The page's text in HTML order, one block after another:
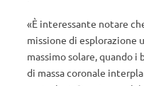
«È interessante notare
missione di esplorazione
massimo solare, quando
di massa coronale